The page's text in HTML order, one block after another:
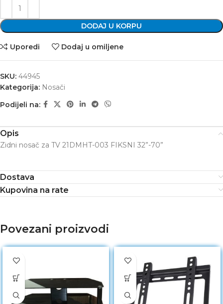
DODAJ U KORPU
Uporedi Dodaj u omiljene
SKU: 44945
Kategorija: Nosači
Podijeli na:
Opis
Zidni nosač za TV 21DMHT-003 FIKSNI 32”-70”
Dostava
Kupovina na rate
Povezani proizvodi